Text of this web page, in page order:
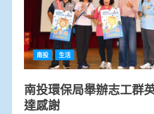
南投 生活
南投環保局舉辦志工群
達感謝